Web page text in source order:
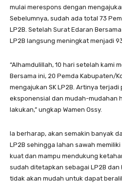
mulai merespons dengan
Sebelumnya, sudah ada total 73
LP2B. Setelah Surat Edaran
LP2B langsung meningkat menjadi
“Alhamdulillah, 10 hari setelah kami
Bersama ini, 20 Pemda Kabupaten/
mengajukan SK LP2B. Artinya
eksponensial dan mudah-mudahan
lakukan,” ungkap Wamen Ossy.
Ia berharap, akan semakin banyak
LP2B sehingga lahan sawah
kuat dan mampu mendukung
sudah ditetapkan sebagai LP2B dan
tidak akan mudah untuk dapat